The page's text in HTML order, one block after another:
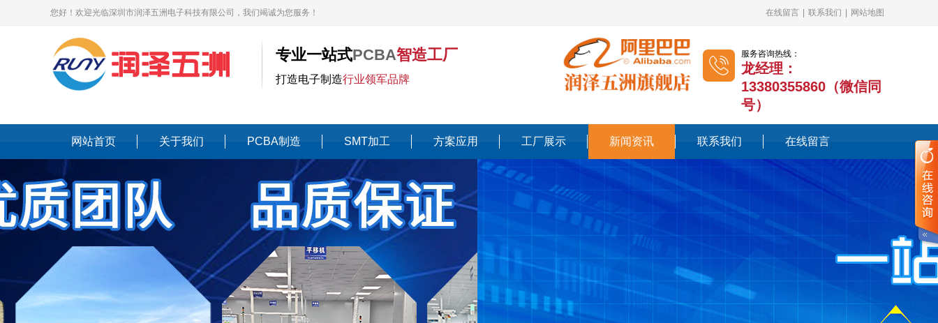
您好！欢迎光临深圳市润泽五洲电子科技有限公司，我们竭诚为您服务！ 在线留言 联系我们 网站地图
专业一站式PCBA智造工厂
打造电子制造行业领军品牌
服务咨询热线：
龙经理：
13380355860（微信同
号）
网站首页 关于我们 PCBA制造 SMT加工 方案应用 工厂展示 新闻资讯 联系我们 在线留言